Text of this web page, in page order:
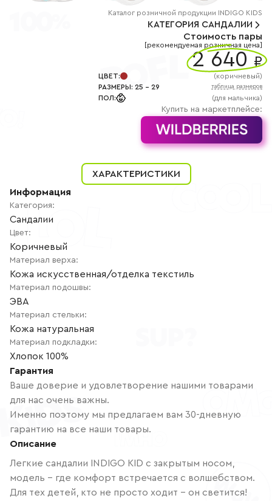
+7
АВТОРИЗАЦИЯ
РЕГИСТРАЦИЯ
Каталог розничной продукции INDIGO KIDS
КАТЕГОРИЯ САНДАЛИИ
Стоимость пары
[рекомендуемая розничная цена]
2 640 ₽
ЦВЕТ: (коричневый)
РАЗМЕРЫ: 25 - 29 таблица размеров
ПОЛ: (для мальчика)
Купить на маркетплейсе:
ХАРАКТЕРИСТИКИ
Информация
Категория:
Сандалии
Цвет:
Коричневый
Материал верха:
Кожа искусственная/отделка текстиль
Материал подошвы:
ЭВА
Материал стельки:
Кожа натуральная
Материал подкладки:
Хлопок 100%
Гарантия
Ваше доверие и удовлетворение нашими товарами
для нас очень важны.
Именно поэтому мы предлагаем вам 30-дневную
гарантию на все наши товары.
Описание
Легкие сандалии INDIGO KID с закрытым носом,
модель – где комфорт встречается с волшебством.
Для тех детей, кто не просто ходит – он светится!